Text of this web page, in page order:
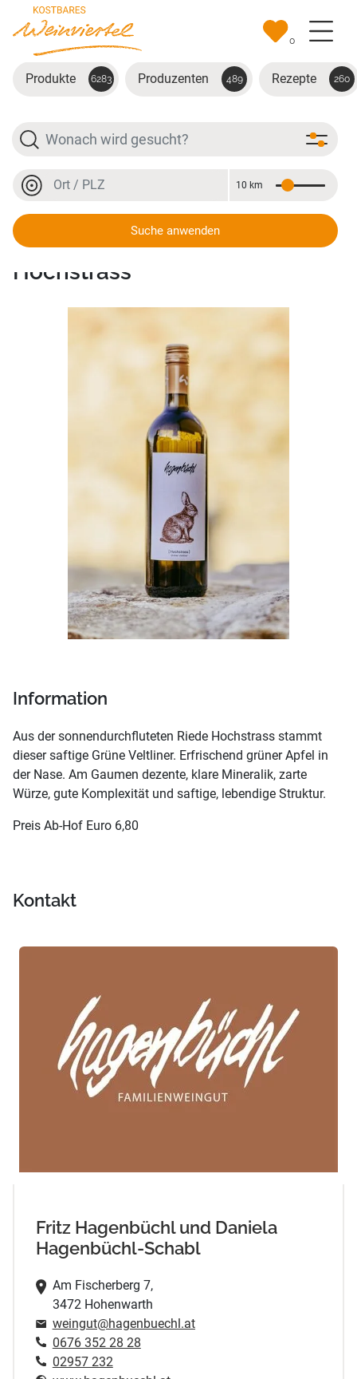
Zum Hauptinhalt springen
0
Produkte 6283 Produzenten 489 Rezepte 260
Suche
Ort oder PLZ
Entfernung
10 km
Suche anwenden
Grüner Veltliner Ried
Hochstrass
Information
Aus der sonnendurchfluteten Riede Hochstrass stammt
dieser saftige Grüne Veltliner. Erfrischend grüner Apfel in
der Nase. Am Gaumen dezente, klare Mineralik, zarte
Würze, gute Komplexität und saftige, lebendige Struktur.
Preis Ab-Hof Euro 6,80
Kontakt
Fritz Hagenbüchl und Daniela
Hagenbüchl-Schabl
Am Fischerberg 7,
3472 Hohenwarth
weingut@hagenbuechl.at
0676 352 28 28
02957 232